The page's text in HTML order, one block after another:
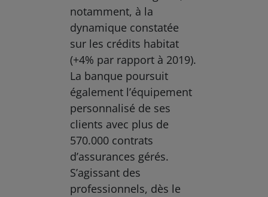
notamment, à la
dynamique constatée
sur les crédits habitat
(+4% par rapport à 2019).
La banque poursuit
également l’équipement
personnalisé de ses
clients avec plus de
570.000 contrats
d’assurances gérés.
S’agissant des
professionnels, dès le